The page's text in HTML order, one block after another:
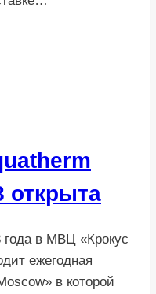
открыта
в МВЦ «Крокус
ежегодная
в которой